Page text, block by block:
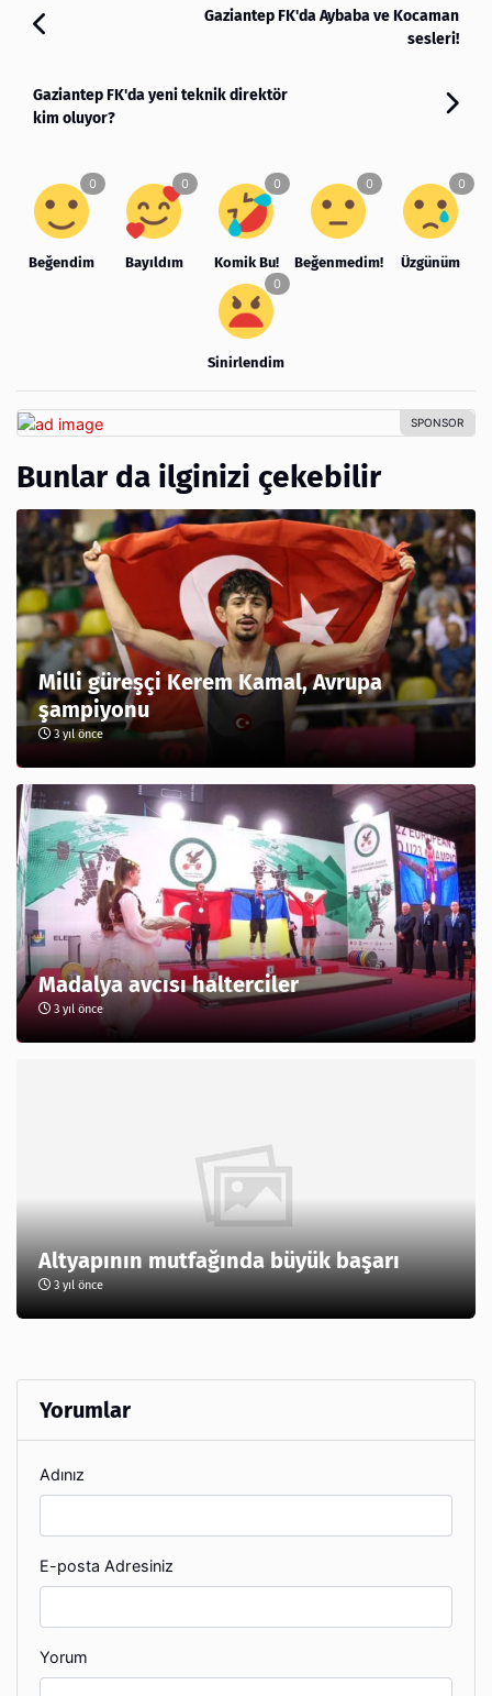
Gaziantep FK'da Aybaba ve Kocaman
sesleri!
Gaziantep FK'da yeni teknik direktör
kim oluyor?
Beğendim Bayıldım Komik Bu! Beğenmedim! Üzgünüm
Sinirlendim
Bunlar da ilginizi çekebilir
Milli güreşçi Kerem Kamal, Avrupa
şampiyonu
3 yıl önce
Madalya avcısı halterciler
3 yıl önce
Altyapının mutfağında büyük başarı
3 yıl önce
Yorumlar
Adınız
E-posta Adresiniz
Yorum